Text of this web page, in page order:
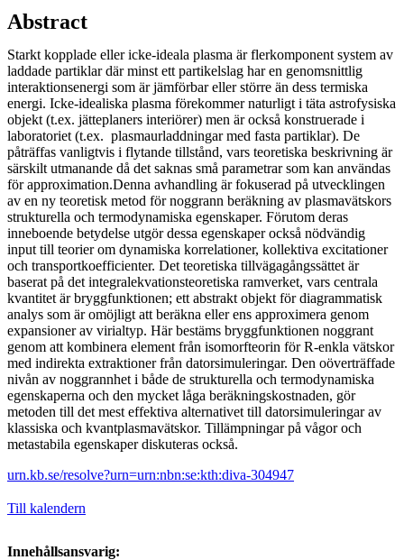
Abstract
Starkt kopplade eller icke-ideala plasma är flerkomponent system av
laddade partiklar där minst ett partikelslag har en genomsnittlig
interaktionsenergi som är jämförbar eller större än dess termiska
energi. Icke-idealiska plasma förekommer naturligt i täta astrofysiska
objekt (t.ex. jätteplaners interiörer) men är också konstruerade i
laboratoriet (t.ex. plasmaurladdningar med fasta partiklar). De
påträffas vanligtvis i flytande tillstånd, vars teoretiska beskrivning är
särskilt utmanande då det saknas små parametrar som kan användas
för approximation.Denna avhandling är fokuserad på utvecklingen
av en ny teoretisk metod för noggrann beräkning av plasmavätskors
strukturella och termodynamiska egenskaper. Förutom deras
inneboende betydelse utgör dessa egenskaper också nödvändig
input till teorier om dynamiska korrelationer, kollektiva excitationer
och transportkoefficienter. Det teoretiska tillvägagångssättet är
baserat på det integralekvationsteoretiska ramverket, vars centrala
kvantitet är bryggfunktionen; ett abstrakt objekt för diagrammatisk
analys som är omöjligt att beräkna eller ens approximera genom
expansioner av virialtyp. Här bestäms bryggfunktionen noggrant
genom att kombinera element från isomorfteorin för R-enkla vätskor
med indirekta extraktioner från datorsimuleringar. Den oöverträffade
nivån av noggrannhet i både de strukturella och termodynamiska
egenskaperna och den mycket låga beräkningskostnaden, gör
metoden till det mest effektiva alternativet till datorsimuleringar av
klassiska och kvantplasmavätskor. Tillämpningar på vågor och
metastabila egenskaper diskuteras också.
urn.kb.se/resolve?urn=urn:nbn:se:kth:diva-304947
Till kalendern
Innehållsansvarig: